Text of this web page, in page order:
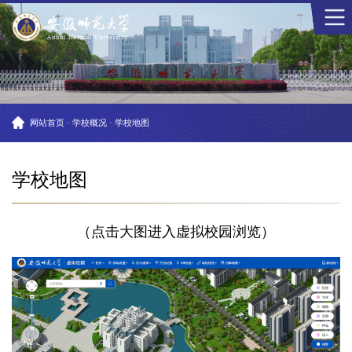
网站首页 · 学校概况 · 学校地图
学校地图
（点击大图进入虚拟校园浏览）